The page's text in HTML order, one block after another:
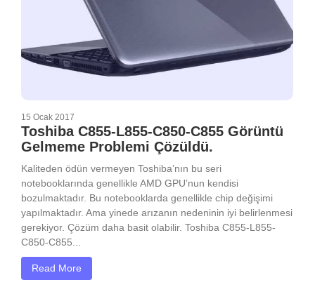
15 Ocak 2017
Toshiba C855-L855-C850-C855 Görüntü
Gelmeme Problemi Çözüldü.
Kaliteden ödün vermeyen Toshiba’nın bu seri
notebooklarında genellikle AMD GPU’nun kendisi
bozulmaktadır. Bu notebooklarda genellikle chip değişimi
yapılmaktadır. Ama yinede arızanın nedeninin iyi belirlenmesi
gerekiyor. Çözüm daha basit olabilir. Toshiba C855-L855-
C850-C855...
Read More